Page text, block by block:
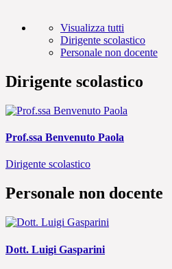
Visualizza tutti
Dirigente scolastico
Personale non docente
Dirigente scolastico
Prof.ssa Benvenuto Paola
Dirigente scolastico
Personale non docente
Dott. Luigi Gasparini